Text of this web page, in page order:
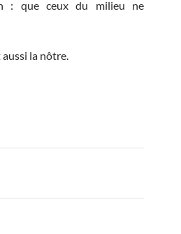
: que ceux du milieu ne
aussi la nôtre.